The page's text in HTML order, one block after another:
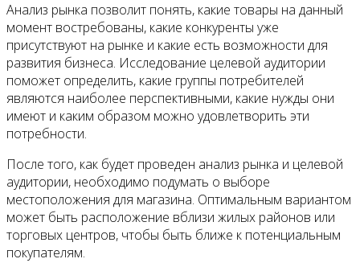
Анализ рынка позволит понять, какие товары на данный
момент востребованы, какие конкуренты уже
присутствуют на рынке и какие есть возможности для
развития бизнеса. Исследование целевой аудитории
поможет определить, какие группы потребителей
являются наиболее перспективными, какие нужды они
имеют и каким образом можно удовлетворить эти
потребности.
После того, как будет проведен анализ рынка и целевой
аудитории, необходимо подумать о выборе
местоположения для магазина. Оптимальным вариантом
может быть расположение вблизи жилых районов или
торговых центров, чтобы быть ближе к потенциальным
покупателям.